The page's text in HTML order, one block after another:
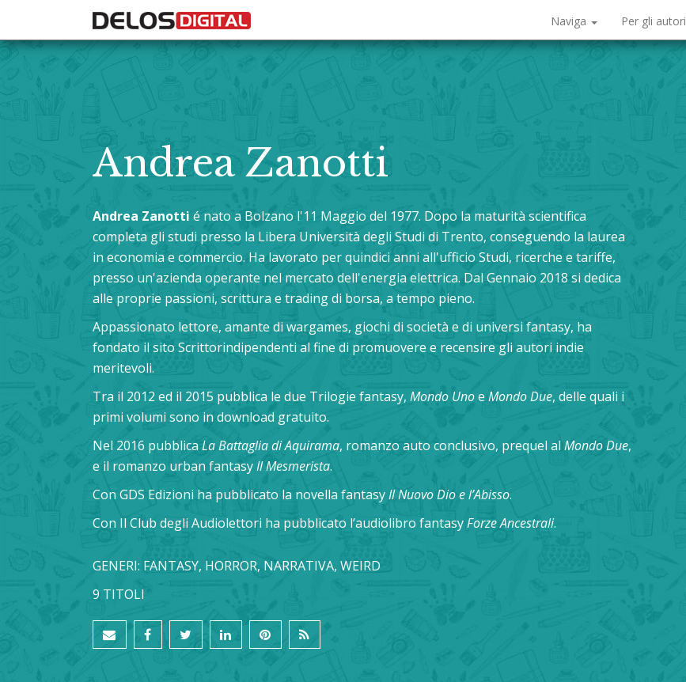
Naviga Per gli autori
Andrea Zanotti
Andrea Zanotti é nato a Bolzano l'11 Maggio del 1977. Dopo la maturità scientifica
completa gli studi presso la Libera Università degli Studi di Trento, conseguendo la laurea
in economia e commercio. Ha lavorato per quindici anni all'ufficio Studi, ricerche e tariffe,
presso un'azienda operante nel mercato dell'energia elettrica. Dal Gennaio 2018 si dedica
alle proprie passioni, scrittura e trading di borsa, a tempo pieno.
Appassionato lettore, amante di wargames, giochi di società e di universi fantasy, ha
fondato il sito Scrittorindipendenti al fine di promuovere e recensire gli autori indie
meritevoli.
Tra il 2012 ed il 2015 pubblica le due Trilogie fantasy, Mondo Unoe Mondo Due, delle quali i
primi volumi sono in download gratuito.
Nel 2016 pubblicaLa Battaglia di Aquirama, romanzo auto conclusivo, prequel alMondo Due,
e il romanzo urban fantasyIl Mesmerista.
Con GDS Edizioni ha pubblicato la novella fantasyIl Nuovo Dio e l’Abisso.
Con Il Club degli Audiolettori ha pubblicato l’audiolibro fantasyForze Ancestrali.
GENERI: FANTASY, HORROR, NARRATIVA, WEIRD
9 TITOLI